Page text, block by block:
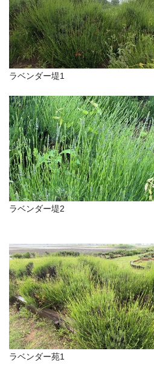
ラベンダー堤1
ラベンダー堤2
ラベンダー苑1